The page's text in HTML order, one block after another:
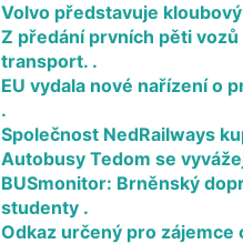
Volvo představuje
Z předání prvních pěti
transport. .
EU vydala nové nařízení o
.
Společnost NedRailways
Autobusy Tedom se
BUSmonitor: Brněnský
studenty .
Odkaz určený pro zájemce